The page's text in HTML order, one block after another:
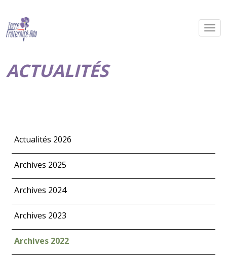
ACTUALITÉS
Actualités 2026
Archives 2025
Archives 2024
Archives 2023
Archives 2022